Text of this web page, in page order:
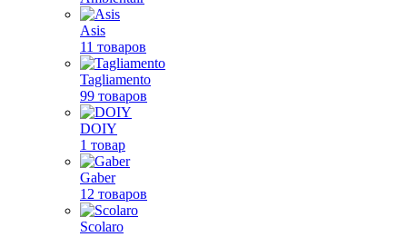
Asis
11 товаров
Tagliamento
99 товаров
DOIY
1 товар
Gaber
12 товаров
Scolaro